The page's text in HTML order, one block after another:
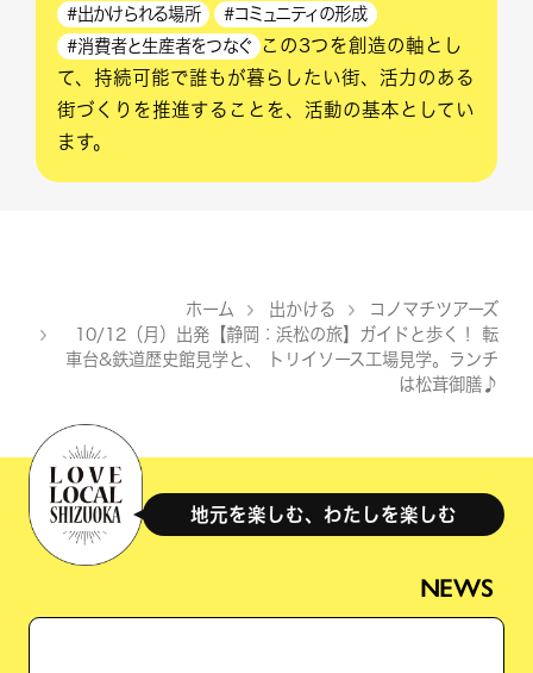
#出かけられる場所
#コミュニティの形成
#消費者と生産者をつなぐ この3つを創造の軸とし
て、持続可能で誰もが暮らしたい街、活力のある
街づくりを推進することを、活動の基本としてい
ます。
ホーム 出かける コノマチツアーズ
10/12（月）出発【静岡：浜松の旅】ガイドと歩く！ 転
車台&鉄道歴史館見学と、 トリイソース工場見学。ランチ
は松茸御膳♪
地元を楽しむ、わたしを楽しむ
NEWS